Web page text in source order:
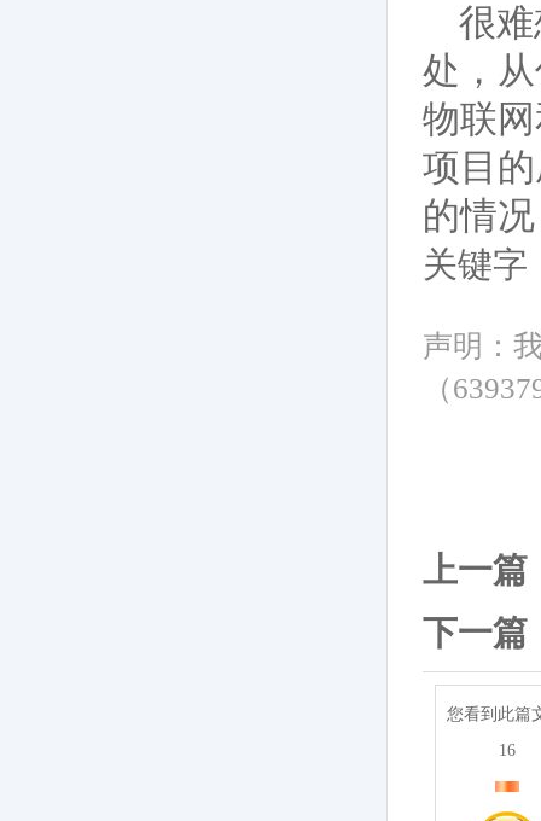
很
处，
物联
项目
的情
关键字
声明：
（
上一篇
下一篇
您看到此篇
16